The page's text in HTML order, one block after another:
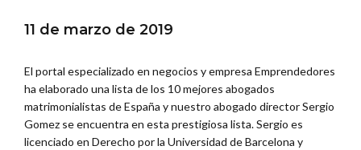
11 de marzo de 2019
El portal especializado en negocios y empresa Emprendedores
ha elaborado una lista de los 10 mejores abogados
matrimonialistas de España y nuestro abogado director Sergio
Gomez se encuentra en esta prestigiosa lista. Sergio es
licenciado en Derecho por la Universidad de Barcelona y